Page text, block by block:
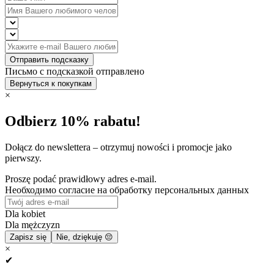
Отправить подсказку
Письмо с подсказкой отправлено
Вернуться к покупкам
×
Odbierz 10% rabatu!
Dołącz do newslettera – otrzymuj nowości i promocje jako
pierwszy.
Proszę podać prawidłowy adres e-mail.
Необходимо согласие на обработку персональных данных
Dla kobiet
Dla mężczyzn
Zapisz się Nie, dziękuję 😔
×
✔